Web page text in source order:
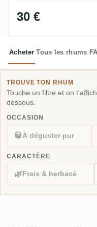
30 €
Acheter Tous les rhums
TROUVE TON RHUM
Touche un filtre et on
dessous.
OCCASION
🥃À déguster pur
CARACTÈRE
🌿 Frais & herbacé